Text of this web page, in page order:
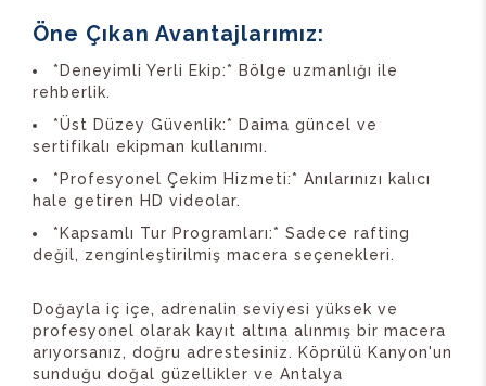
Öne Çıkan Avantajlarımız:
*Deneyimli Yerli Ekip:* Bölge uzmanlığı ile
rehberlik.
*Üst Düzey Güvenlik:* Daima güncel ve
sertifikalı ekipman kullanımı.
*Profesyonel Çekim Hizmeti:* Anılarınızı kalıcı
hale getiren HD videolar.
*Kapsamlı Tur Programları:* Sadece rafting
değil, zenginleştirilmiş macera seçenekleri.
Doğayla iç içe, adrenalin seviyesi yüksek ve
profesyonel olarak kayıt altına alınmış bir macera
arıyorsanız, doğru adrestesiniz. Köprülü Kanyon'un
sunduğu doğal güzellikler ve Antalya